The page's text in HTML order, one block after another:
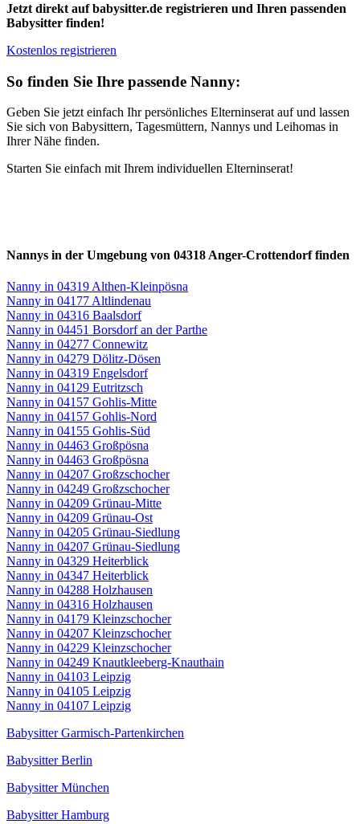
Jetzt direkt auf babysitter.de registrieren und Ihren passenden
Babysitter finden!
Kostenlos registrieren
So finden Sie Ihre passende Nanny:
Geben Sie jetzt einfach Ihr persönliches Elterninserat auf und lassen
Sie sich von Babysittern, Tagesmüttern, Nannys und Leihomas in
Ihrer Nähe finden.
Starten Sie einfach mit Ihrem individuellen Elterninserat!
Nannys in der Umgebung von 04318 Anger-Crottendorf finden
Nanny in 04319 Althen-Kleinpösna
Nanny in 04177 Altlindenau
Nanny in 04316 Baalsdorf
Nanny in 04451 Borsdorf an der Parthe
Nanny in 04277 Connewitz
Nanny in 04279 Dölitz-Dösen
Nanny in 04319 Engelsdorf
Nanny in 04129 Eutritzsch
Nanny in 04157 Gohlis-Mitte
Nanny in 04157 Gohlis-Nord
Nanny in 04155 Gohlis-Süd
Nanny in 04463 Großpösna
Nanny in 04463 Großpösna
Nanny in 04207 Großzschocher
Nanny in 04249 Großzschocher
Nanny in 04209 Grünau-Mitte
Nanny in 04209 Grünau-Ost
Nanny in 04205 Grünau-Siedlung
Nanny in 04207 Grünau-Siedlung
Nanny in 04329 Heiterblick
Nanny in 04347 Heiterblick
Nanny in 04288 Holzhausen
Nanny in 04316 Holzhausen
Nanny in 04179 Kleinzschocher
Nanny in 04207 Kleinzschocher
Nanny in 04229 Kleinzschocher
Nanny in 04249 Knautkleeberg-Knauthain
Nanny in 04103 Leipzig
Nanny in 04105 Leipzig
Nanny in 04107 Leipzig
Babysitter Garmisch-Partenkirchen
Babysitter Berlin
Babysitter München
Babysitter Hamburg